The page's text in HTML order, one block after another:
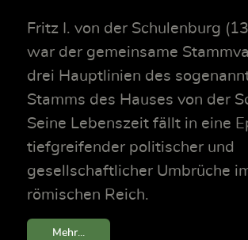
Fritz I. von der Schulenburg
war der gemeinsame
drei Hauptlinien des
Stamms des Hauses von der
Seine Lebenszeit fällt in eine
tiefgreifender politischer und
gesellschaftlicher Umbrüche
römischen Reich.
Mehr...